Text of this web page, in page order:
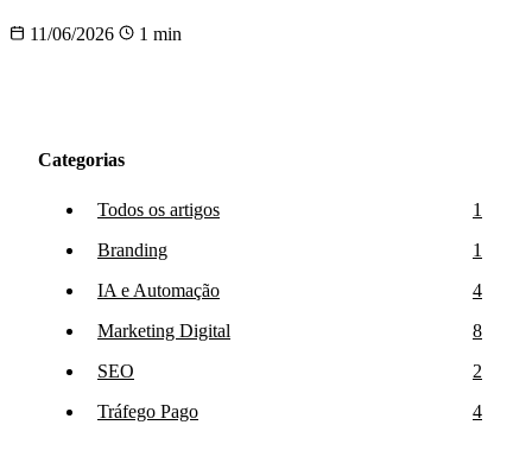
11/06/2026 1 min
Categorias
Todos os artigos
1
Branding
1
IA e Automação
4
Marketing Digital
8
SEO
2
Tráfego Pago
4